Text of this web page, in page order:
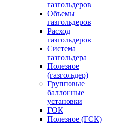
газгольдеров
Объемы
газгольдеров
Расход
газгольдеров
Система
газгольдера
Полезное
(газгольдер)
Групповые
баллонные
установки
ГОК
Полезное (ГОК)